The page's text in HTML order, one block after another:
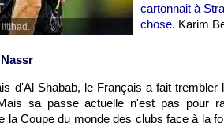
cartonnait à
chose. Karim
d'Al Shabab, le Français a fait trembler
sa passe actuelle n'est pas pour
la Coupe du monde des clubs face à la